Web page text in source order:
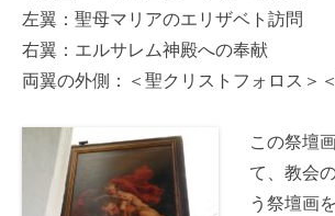
左翼：聖母マリアのエリザベト訪問
右翼：エルサレム神殿への奉献
両翼の外側：＜聖クリストフォロス＞
この祭壇
て、教会
う祭壇画